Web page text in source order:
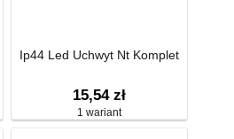
Ip44 Led Uchwyt Nt Komplet
15,54 zł
1 wariant